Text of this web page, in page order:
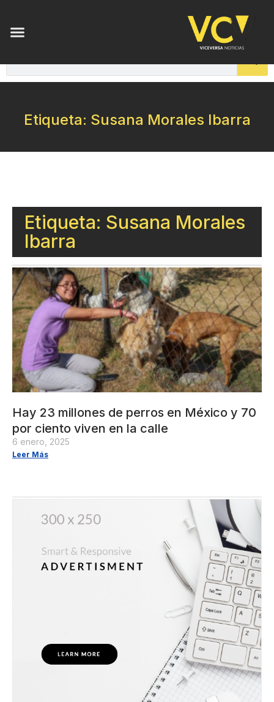
Etiqueta: Susana Morales Ibarra
Etiqueta: Susana Morales
Ibarra
Hay 23 millones de perros en México y 70
por ciento viven en la calle
6 enero, 2025
Leer Más